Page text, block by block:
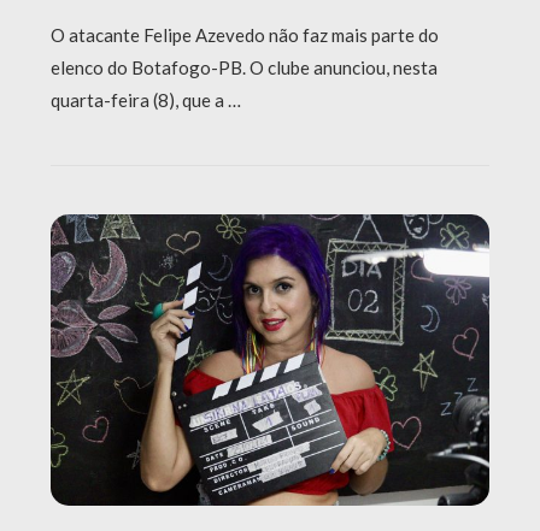
O atacante Felipe Azevedo não faz mais parte do
elenco do Botafogo-PB. O clube anunciou, nesta
quarta-feira (8), que a …